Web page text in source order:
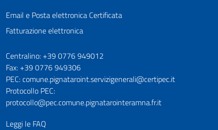
Email e Posta elettronica Certificata
Fatturazione elettronica
Numeri utili
Centralino: +39 0776 949012
Fax: +39 0776 949306
PEC: comune.pignataroint.servizigenerali@certipec.it
Protocollo PEC:
protocollo@pec.comune.pignatarointeramna.fr.it
Leggi le FAQ